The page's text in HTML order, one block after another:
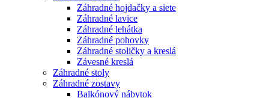
Záhradné hojdačky a siete
Záhradné lavice
Záhradné lehátka
Záhradné pohovky
Záhradné stoličky a kreslá
Závesné kreslá
Záhradné stoly
Záhradné zostavy
Balkónový nábytok